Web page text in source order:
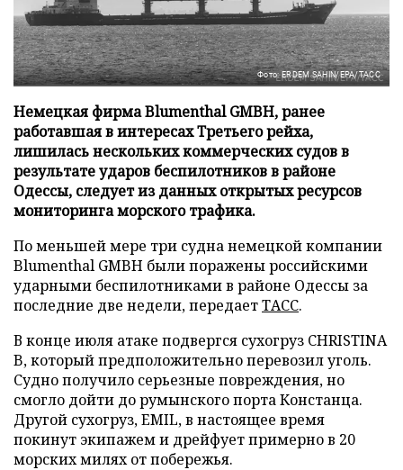
Фото: ERDEM SAHIN/EPA/ТАСС
Немецкая фирма Blumenthal GMBH, ранее
работавшая в интересах Третьего рейха,
лишилась нескольких коммерческих судов в
результате ударов беспилотников в районе
Одессы, следует из данных открытых ресурсов
мониторинга морского трафика.
По меньшей мере три судна немецкой компании
Blumenthal GMBH были поражены российскими
ударными беспилотниками в районе Одессы за
последние две недели, передаетТАСС.
В конце июля атаке подвергся сухогруз CHRISTINA
B, который предположительно перевозил уголь.
Судно получило серьезные повреждения, но
смогло дойти до румынского порта Констанца.
Другой сухогруз, EMIL, в настоящее время
покинут экипажем и дрейфует примерно в 20
морских милях от побережья.